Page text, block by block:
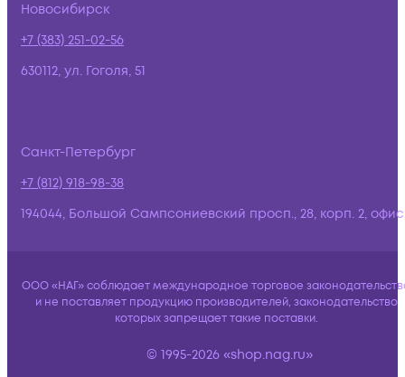
Новосибирск
+7 (383) 251-02-56
630112, ул. Гоголя, 51
Санкт-Петербург
+7 (812) 918-98-38
194044, Большой Сампсониевский просп., 28, корп. 2,
ООО «НАГ» соблюдает международное торговое
и не поставляет продукцию производителей, законодательство
которых запрещает такие поставки.
© 1995-2026 «shop.nag.ru»